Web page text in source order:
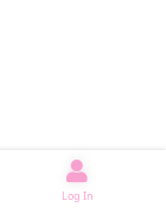
Log In